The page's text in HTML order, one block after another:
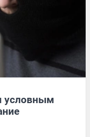
условным